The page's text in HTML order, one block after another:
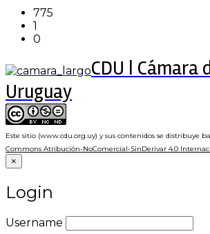
775
1
0
CDU | Cámara
Uruguay
Este sitio (www.cdu.org.uy) y sus contenidos se distribuye
Commons Atribución-NoComercial-SinDerivar 4.0
×
Login
Username